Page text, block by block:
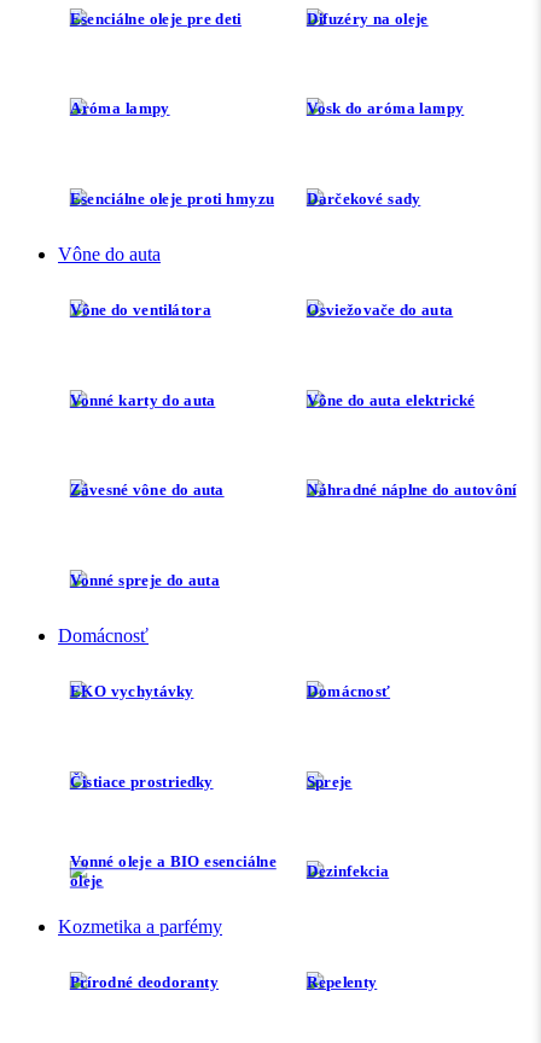
Esenciálne oleje pre deti Difuzéry na oleje
Aróma lampy Vosk do aróma lampy
Esenciálne oleje proti hmyzu Darčekové sady
Vône do auta
Vône do ventilátora Osviežovače do auta
Vonné karty do auta Vône do auta elektrické
Závesné vône do auta Náhradné náplne do autovôní
Vonné spreje do auta
Domácnosť
EKO vychytávky Domácnosť
Čistiace prostriedky Spreje
Vonné oleje a BIO esenciálne
oleje
Dezinfekcia
Kozmetika a parfémy
Prírodné deodoranty Repelenty